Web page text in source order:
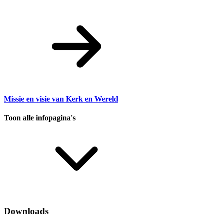
Missie en visie van Kerk en Wereld
Toon alle infopagina's
Downloads